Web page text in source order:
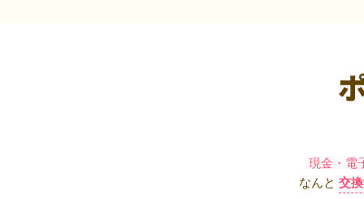
現金・電
なんと 交